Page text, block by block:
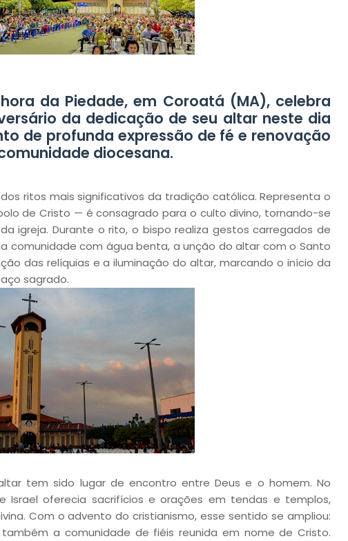
da Piedade, em Coroatá (MA), celebra
da dedicação de seu altar neste dia
de profunda expressão de fé e renovação
diocesana.
ritos mais significativos da tradição católica. Representa o
de Cristo — é consagrado para o culto divino, tornando-se
igreja. Durante o rito, o bispo realiza gestos carregados de
comunidade com água benta, a unção do altar com o Santo
das relíquias e a iluminação do altar, marcando o início da
sagrado.
tem sido lugar de encontro entre Deus e o homem. No
Israel oferecia sacrifícios e orações em tendas e templos,
Com o advento do cristianismo, esse sentido se ampliou:
a comunidade de fiéis reunida em nome de Cristo.